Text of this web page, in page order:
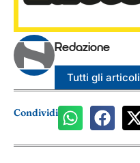
Redazione
Tutti gli articoli
Condividi